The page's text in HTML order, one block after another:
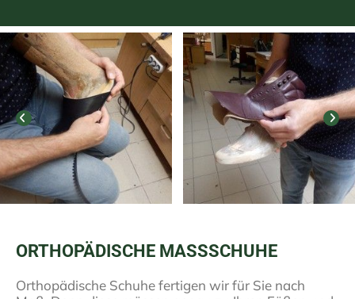
ORTHOPÄDISCHE MASSSCHUHE
Orthopädische Schuhe fertigen wir für Sie nach